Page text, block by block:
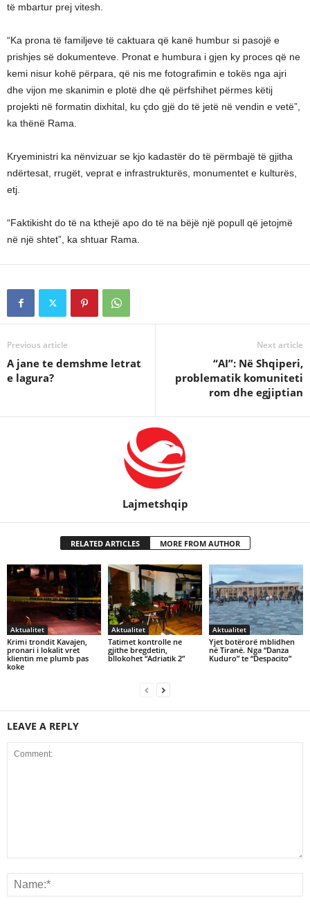
të mbartur prej vitesh.
“Ka prona të familjeve të caktuara që kanë humbur si pasojë e
prishjes së dokumenteve. Pronat e humbura i gjen ky proces që ne
kemi nisur kohë përpara, që nis me fotografimin e tokës nga ajri
dhe vijon me skanimin e plotë dhe që përfshihet përmes këtij
projekti në formatin dixhital, ku çdo gjë do të jetë në vendin e vetë”,
ka thënë Rama.
Kryeministri ka nënvizuar se kjo kadastër do të përmbajë të gjitha
ndërtesat, rrugët, veprat e infrastrukturës, monumentet e kulturës,
etj.
“Faktikisht do të na kthejë apo do të na bëjë një popull që jetojmë
në një shtet”, ka shtuar Rama.
Previous article
A jane te demshme letrat
e lagura?
Next article
“AI”: Në Shqiperi,
problematik komuniteti
rom dhe egjiptian
Lajmetshqip
RELATED ARTICLES MORE FROM AUTHOR
Aktualitet
Krimi trondit Kavajen,
pronari i lokalit vret
klientin me plumb pas
koke
Aktualitet
Tatimet kontrolle ne
gjithe bregdetin,
bllokohet “Adriatik 2”
Aktualitet
Yjet botërorë mblidhen
në Tiranë. Nga “Danza
Kuduro” te “Despacito”
LEAVE A REPLY